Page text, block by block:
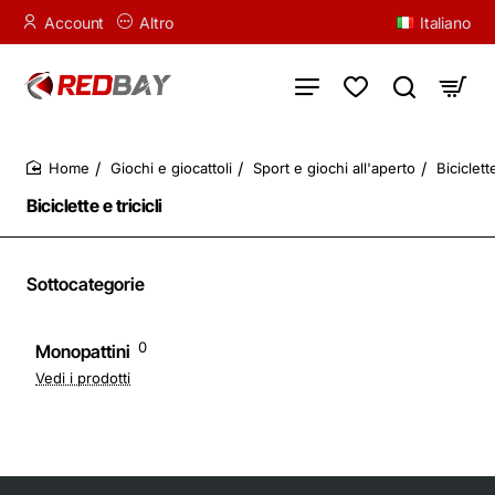
Account Altro Italiano
Biciclette e tricicli
Giochi e giocattoli Sport e giochi all'aperto
Sottocategorie
Monopattini 0
Vedi i prodotti